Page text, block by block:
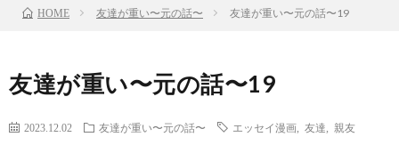
HOME 友達が重い〜元の話〜 友達が重い〜元の話〜19
友達が重い〜元の話〜19
2023.12.02 友達が重い〜元の話〜 エッセイ漫画 友達 親友